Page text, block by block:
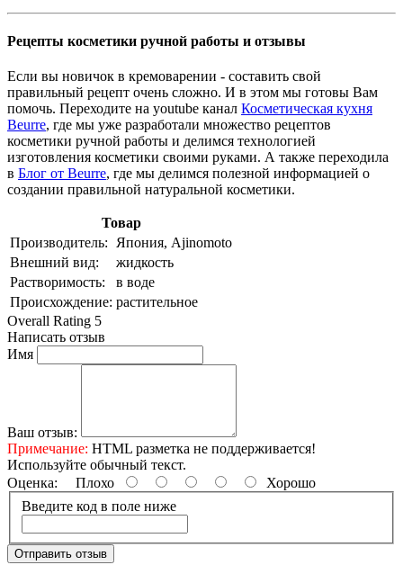
Рецепты косметики ручной работы и отзывы
Если вы новичок в кремоварении - составить свой
правильный рецепт очень сложно. И в этом мы готовы Вам
помочь. Переходите на youtube канал Косметическая кухня
Beurre, где мы уже разработали множество рецептов
косметики ручной работы и делимся технологией
изготовления косметики своими руками. А также переходила
в Блог от Beurre, где мы делимся полезной информацией о
создании правильной натуральной косметики.
Товар
Производитель:
Япония, Ajinomoto
Внешний вид:
жидкость
Растворимость:
в воде
Происхождение: растительное
Overall Rating 5
Написать отзыв
Имя
Ваш отзыв:
Примечание: HTML разметка не поддерживается!
Используйте обычный текст.
Оценка: Плохо
Хорошо
Введите код в поле ниже
Отправить отзыв